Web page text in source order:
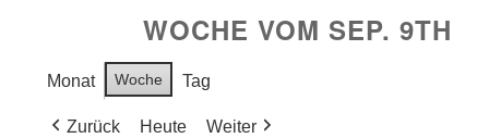
WOCHE VOM SEP. 9TH
Monat Woche Tag
Zurück Heute Weiter